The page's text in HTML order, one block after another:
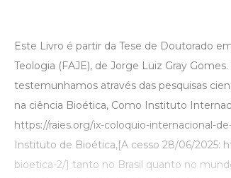
Este Livro é partir da Tese de Doutorado
Teologia (FAJE), de Jorge Luiz Gray
testemunhamos através das pesquisas
na ciência Bioética, Como Instituto
https://raies.org/ix-coloquio-internacional-
Instituto de Bioética,[A cesso 28/06/2025:
bioetica-2/] tanto no Brasil quanto no